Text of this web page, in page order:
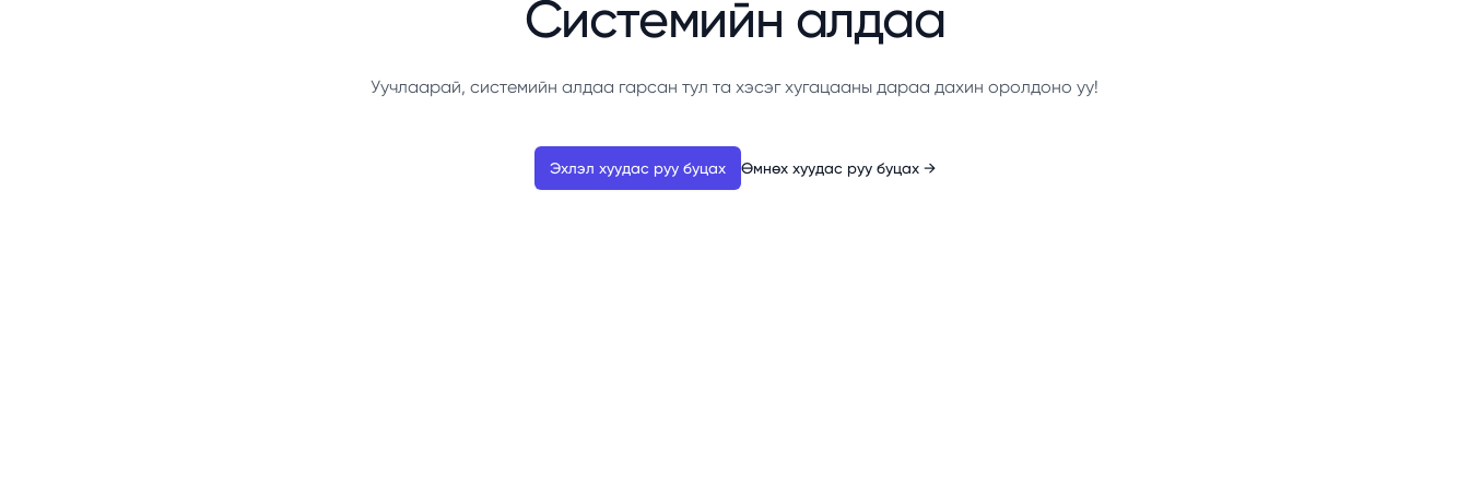
Системийн алдаа
Уучлаарай, системийн алдаа гарсан тул та хэсэг хугацааны дараа дахин оролдоно уу!
Эхлэл хуудас руу буцах Өмнөх хуудас руу буцах →